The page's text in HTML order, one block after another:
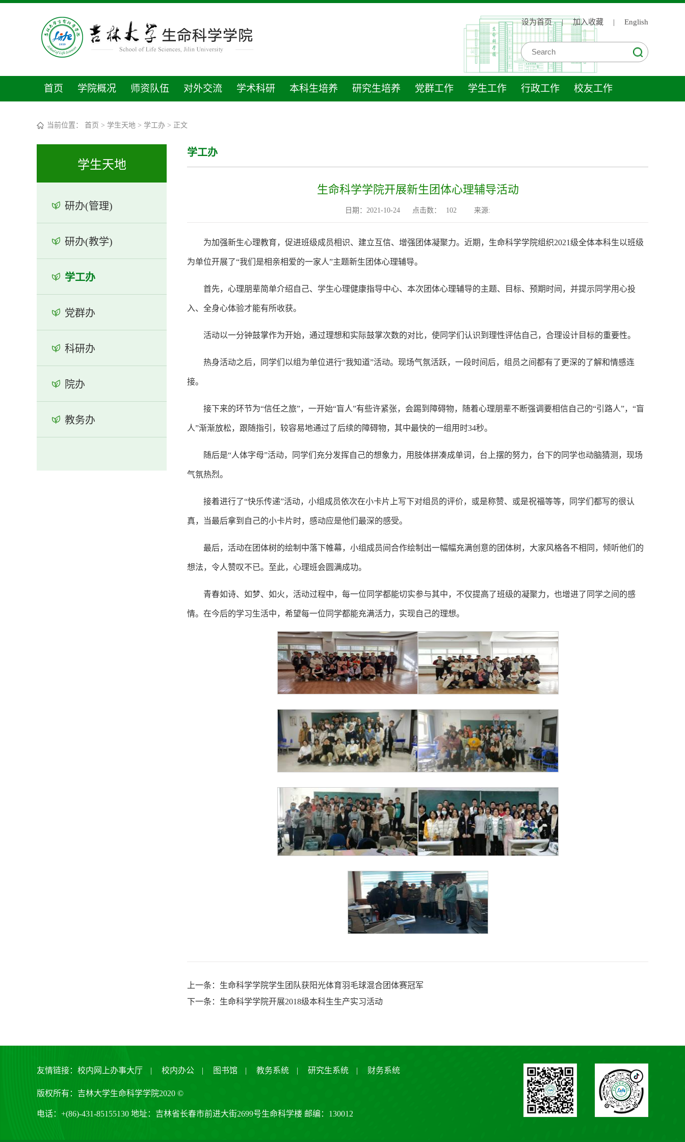
设为首页 | 加入收藏 | English
首页 学院概况 师资队伍 对外交流 学术科研 本科生培养 研究生培养 党群工作 学生工作 行政工作 校友工作
当前位置： 首页 > 学生天地 > 学工办 > 正文
学生天地
研办(管理)
研办(教学)
学工办
党群办
科研办
院办
教务办
学工办
生命科学学院开展新生团体心理辅导活动
日期：2021-10-24 点击数： 102 来源:
为加强新生心理教育，促进班级成员相识、建立互信、增强团体凝聚力。近期，生命科学学院组织2021级全体本科生以班级
为单位开展了“我们是相亲相爱的一家人”主题新生团体心理辅导。
首先，心理朋辈简单介绍自己、学生心理健康指导中心、本次团体心理辅导的主题、目标、预期时间，并提示同学用心投
入、全身心体验才能有所收获。
活动以一分钟鼓掌作为开始，通过理想和实际鼓掌次数的对比，使同学们认识到理性评估自己，合理设计目标的重要性。
热身活动之后，同学们以组为单位进行“我知道”活动。现场气氛活跃，一段时间后，组员之间都有了更深的了解和情感连
接。
接下来的环节为“信任之旅”，一开始“盲人”有些许紧张，会踢到障碍物，随着心理朋辈不断强调要相信自己的“引路人”，“盲
人”渐渐放松，跟随指引，较容易地通过了后续的障碍物，其中最快的一组用时34秒。
随后是“人体字母”活动，同学们充分发挥自己的想象力，用肢体拼凑成单词，台上摆的努力，台下的同学也动脑猜测，现场
气氛热烈。
接着进行了“快乐传递”活动，小组成员依次在小卡片上写下对组员的评价，或是称赞、或是祝福等等，同学们都写的很认
真，当最后拿到自己的小卡片时，感动应是他们最深的感受。
最后，活动在团体树的绘制中落下帷幕，小组成员间合作绘制出一幅幅充满创意的团体树，大家风格各不相同，倾听他们的
想法，令人赞叹不已。至此，心理班会圆满成功。
青春如诗、如梦、如火，活动过程中，每一位同学都能切实参与其中，不仅提高了班级的凝聚力，也增进了同学之间的感
情。在今后的学习生活中，希望每一位同学都能充满活力，实现自己的理想。
上一条：生命科学学院学生团队获阳光体育羽毛球混合团体赛冠军
下一条：生命科学学院开展2018级本科生生产实习活动
友情链接： 校内网上办事大厅 | 校内办公 | 图书馆 | 教务系统 | 研究生系统 | 财务系统
版权所有：吉林大学生命科学学院2020 ©
电话：+(86)-431-85155130 地址：吉林省长春市前进大街2699号生命科学楼 邮编：130012